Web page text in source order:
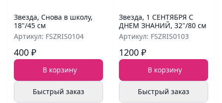
Звезда, Снова в школу,
18"/45 см
Артикул: FSZRIS0104
400 ₽
В корзину
Быстрый заказ
Звезда, 1 СЕНТЯБРЯ С
ДНЕМ ЗНАНИЙ, 32"/80 см
Артикул: FSZRIS0103
1200 ₽
В корзину
Быстрый заказ